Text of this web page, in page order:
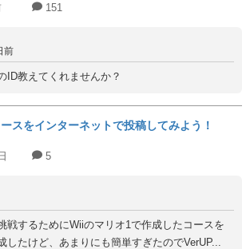
151
前
ID教えてくれませんか？
スをインターネットで投稿してみよう！
5
戦するためにWiiのマリオ1で作成したコースを
したけど、あまりにも簡単すぎたのでVerUP...